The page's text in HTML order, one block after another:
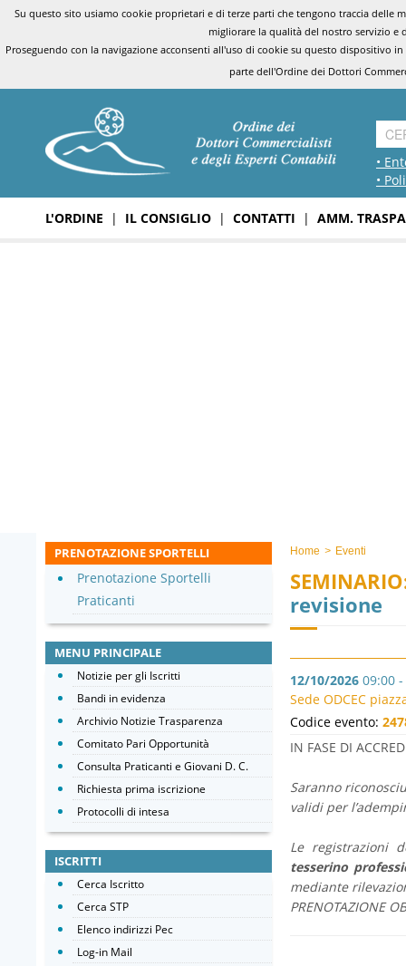
Su questo sito usiamo cookie proprietari e di terze parti che tengono traccia
migliorare la qualità del nostro servizio e
Proseguendo con la navigazione acconsenti all'uso di cookie su questo dispositivo
parte dell'Ordine dei Dottori
•
•
L'ORDINE | IL CONSIGLIO | CONTATTI | AMM.
Home > Eventi
revisione
12/10/2026 09:00
Sede ODCEC
Codice evento:
IN FASE DI
Saranno
validi per
Le registrazioni
tesserino
mediante
PRENOTAZIONE
PRENOTAZIONE SPORTELLI
Prenotazione Sportelli
Praticanti
MENU PRINCIPALE
Notizie per gli Iscritti
Bandi in evidenza
Archivio Notizie Trasparenza
Comitato Pari Opportunità
Consulta Praticanti e Giovani D. C.
Richiesta prima iscrizione
Protocolli di intesa
ISCRITTI
Cerca Iscritto
Cerca STP
Elenco indirizzi Pec
Log-in Mail